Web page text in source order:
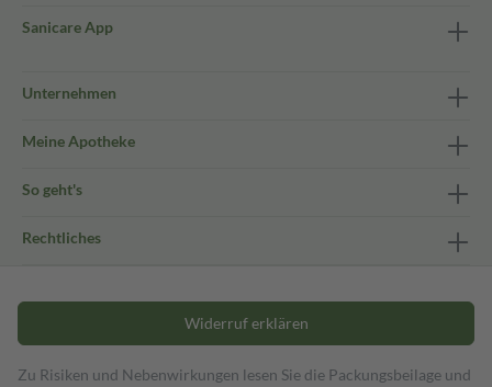
Sanicare App
Unternehmen
Meine Apotheke
So geht's
Rechtliches
Widerruf erklären
Zu Risiken und Nebenwirkungen lesen Sie die Packungsbeilage und